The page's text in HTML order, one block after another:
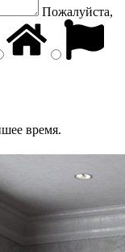
Пожалуйста,
время.